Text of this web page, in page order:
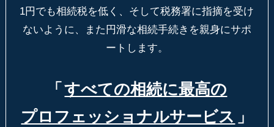
1円でも相続税を低く、そして税務署に指摘を受け
ないように、
また円滑な相続手続きを親身にサポ
ートします。
「 すべての相続に最高の
プロフェッショナルサービス 」